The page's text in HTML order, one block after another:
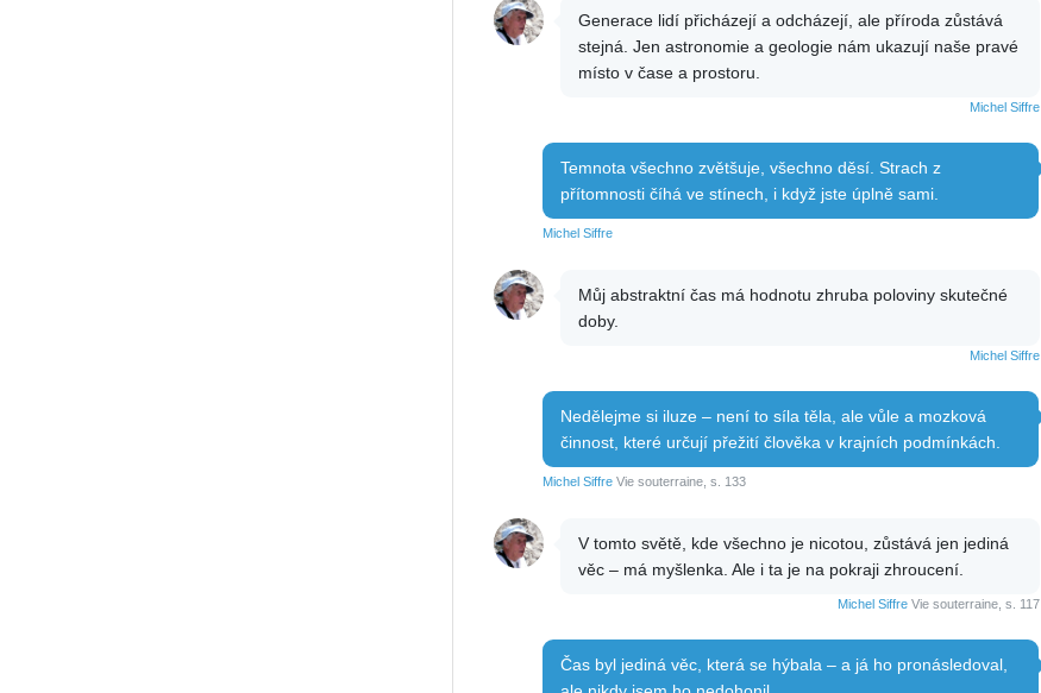
Generace lidí přicházejí a odcházejí, ale příroda zůstává
stejná. Jen astronomie a geologie nám ukazují naše pravé
místo v čase a prostoru.
Michel Siffre
Temnota všechno zvětšuje, všechno děsí. Strach z
přítomnosti číhá ve stínech, i když jste úplně sami.
Michel Siffre
Můj abstraktní čas má hodnotu zhruba poloviny skutečné
doby.
Michel Siffre
Nedělejme si iluze – není to síla těla, ale vůle a mozková
činnost, které určují přežití člověka v krajních podmínkách.
Michel SiffreVie souterraine, s. 133
V tomto světě, kde všechno je nicotou, zůstává jen jediná
věc – má myšlenka. Ale i ta je na pokraji zhroucení.
Michel SiffreVie souterraine, s. 117
Čas byl jediná věc, která se hýbala – a já ho pronásledoval,